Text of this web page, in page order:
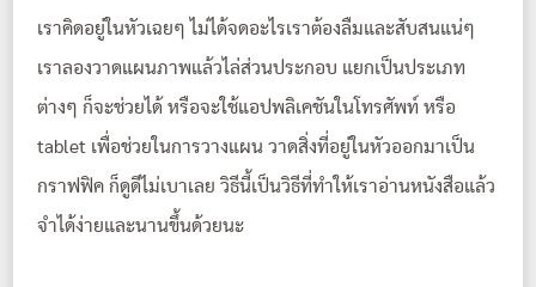
เราคิดอยู่ในหัวเฉยๆ ไม่ได้จดอะไรเราต้องลืมและสับสนแน่ๆ
เราลองวาดแผนภาพแล้วไล่ส่วนประกอบ แยกเป็นประเภท
ต่างๆ ก็จะช่วยได้ หรือจะใช้แอปพลิเคชันในโทรศัพท์ หรือ
tablet เพื่อช่วยในการวางแผน วาดสิ่งที่อยู่ในหัวออกมาเป็น
กราฟฟิค ก็ดูดีไม่เบาเลย วิธีนี้เป็นวิธีที่ทำให้เราอ่านหนังสือแล้ว
จำได้ง่ายและนานขึ้นด้วยนะ